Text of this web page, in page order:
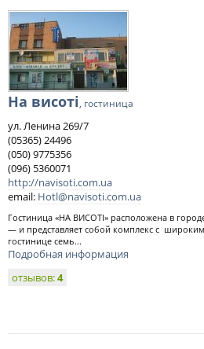
На висоті, гостиница
ул. Ленина 269/7
(05365) 24496
(050) 9775356
(096) 5360071
http://navisoti.com.ua
email: Hotl@navisoti.com.ua
Гостиница «НА ВИСОТІ» расположена в
— и представляет собой комплекс с широким
гостинице семь...
Подробная информация
отзывов:4